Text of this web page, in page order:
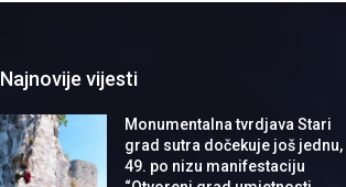
Najnovije vijesti
Monumentalna tvrdjava Stari
grad sutra dočekuje još jednu,
49. po nizu manifestaciju